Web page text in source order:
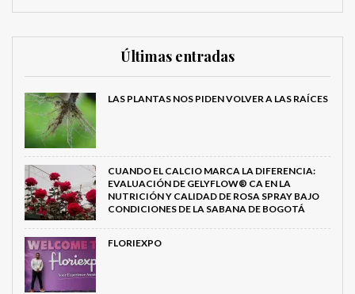
Últimas entradas
LAS PLANTAS NOS PIDEN VOLVER A LAS RAÍCES
CUANDO EL CALCIO MARCA LA DIFERENCIA:
EVALUACIÓN DE GELYFLOW® CA EN LA
NUTRICIÓN Y CALIDAD DE ROSA SPRAY BAJO
CONDICIONES DE LA SABANA DE BOGOTÁ
FLORIEXPO